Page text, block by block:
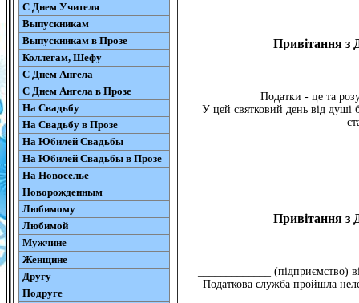
С Днем Учителя
Выпускникам
Выпускникам в Прозе
Коллегам, Шефу
С Днем Ангела
С Днем Ангела в Прозе
На Свадьбу
На Свадьбу в Прозе
На Юбилей Свадьбы
На Юбилей Свадьбы в Прозе
На Новоселье
Новорожденным
Любимому
Любимой
Мужчине
Женщине
Другу
Подруге
Привітання з
Податки - це та
У цей святковий день від душі
Привітання з
_____________ (підприємство)
Податкова служба пройшла